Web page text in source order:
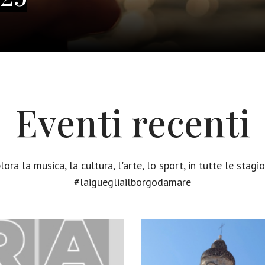
Eventi recenti
la musica, la cultura, l'arte, lo sport, in tutte le
#laiguegliailborgodamare